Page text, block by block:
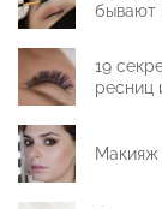
бывают
19
ресниц
Макияж